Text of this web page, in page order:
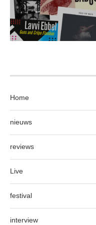
Home
nieuws
reviews
Live
festival
interview